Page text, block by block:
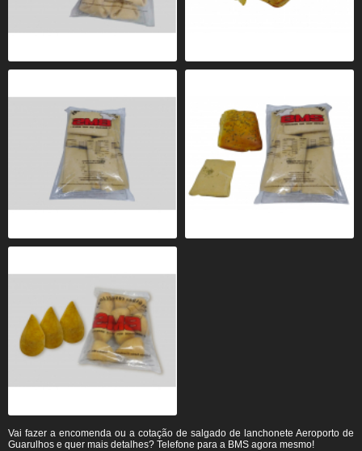
Vai fazer a encomenda ou a cotação de salgado de lanchonete Aeroporto de
Guarulhos e quer mais detalhes? Telefone para a BMS agora mesmo!